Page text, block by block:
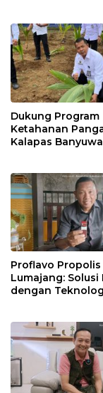
Dukung Program
Ketahanan
Kalapas
Ngajum
Proflavo
Lumajang: Solusi
dengan